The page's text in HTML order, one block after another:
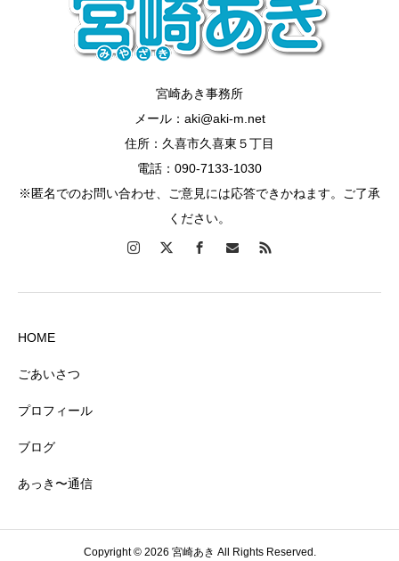
宮崎あき事務所
メール：aki@aki-m.net
住所：久喜市久喜東５丁目
電話：090-7133-1030
※匿名でのお問い合わせ、ご意見には応答できかねます。ご了承
ください。
HOME
ごあいさつ
プロフィール
ブログ
あっき〜通信
Copyright © 2026 宮崎あき All Rights Reserved.